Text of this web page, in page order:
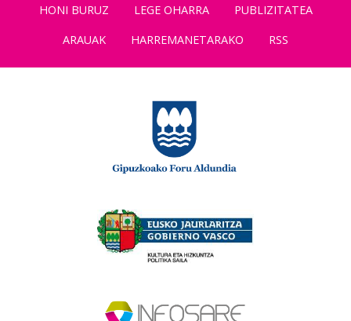
HONI BURUZ LEGE OHARRA
PUBLIZITATEA
ARAUAK
HARREMANETARAKO RSS